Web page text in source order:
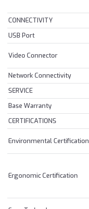
CONNECTIVITY
USB Port
Video Connector
Network Connectivity
SERVICE
Base Warranty
CERTIFICATIONS
Environmental Certification
Ergonomic Certification